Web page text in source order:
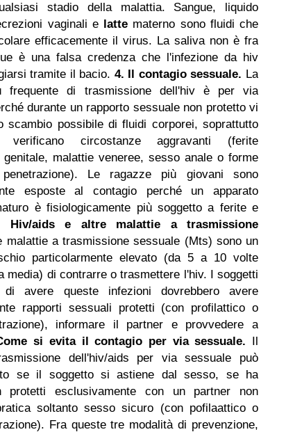
stadio della malattia. Sangue, liquido
vaginali e latte materno sono fluidi che
efficacemente il virus. La saliva non è fra
è una falsa credenza che l'infezione da hiv
tramite il bacio. 4. Il contagio sessuale. La
frequente di trasmissione dell'hiv è per via
durante un rapporto sessuale non protetto vi
scambio possibile di fluidi corporei, soprattutto
circostanze aggravanti (ferite
genitale, malattie veneree, sesso anale o forme
Le ragazze più giovani sono
esposte al contagio perché un apparato
è fisiologicamente più soggetto a ferite e
Hiv/aids e altre malattie a trasmissione
malattie a trasmissione sessuale (Mts) sono un
particolarmente elevato (da 5 a 10 volte
media) di contrarre o trasmettere l'hiv. I soggetti
di avere queste infezioni dovrebbero avere
rapporti sessuali protetti (con profilattico o
informare il partner e provvedere a
si evita il contagio per via sessuale. Il
dell'hiv/aids per via sessuale può
se il soggetto si astiene dal sesso, se ha
protetti esclusivamente con un partner non
soltanto sesso sicuro (con pofilaattico o
Fra queste tre modalità di prevenzione,